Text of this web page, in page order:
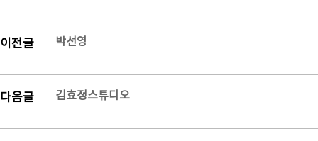
이전글 박선영
다음글 김효정스튜디오